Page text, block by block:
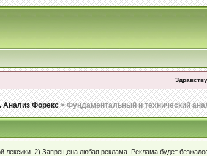
Анализ Форекс> Фундаментальный и технический
лексики. 2) Запрещена любая реклама. Реклама будет